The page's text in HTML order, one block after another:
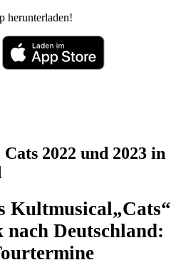
herunterladen!
2022 und 2023 in
Kultmusical„Cats“
Deutschland: